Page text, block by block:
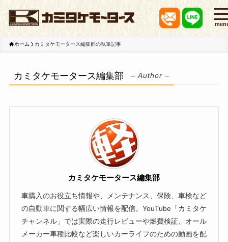
ホーム カミタケモータース編集部の執筆記事
カミタケモータース編集部 – Author –
カミタケモータース編集部
車購入のお役立ち情報や、メンテナンス、保険、車検など
の自動車に関する幅広い情報を配信。YouTube「カミタケ
チャンネル」では実際の走行レビューや燃費検証、オール
メーカー車種比較など楽しいカーライフのための動画を配